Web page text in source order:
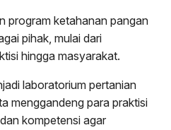
program ketahanan pangan
pihak, mulai dari
hingga masyarakat.
laboratorium pertanian
menggandeng para praktisi
kompetensi agar